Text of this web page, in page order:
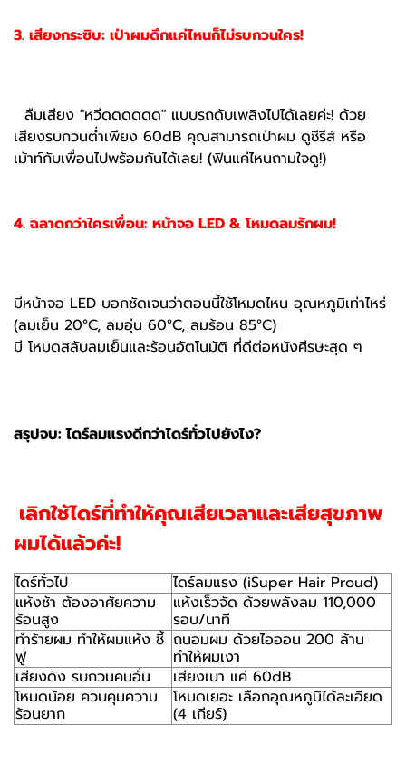
3. เสียงกระซิบ: เป่าผมดึกแค่ไหนก็ไม่รบกวนใคร!
ลืมเสียง "หวีดดดดดด" แบบรถดับเพลิงไปได้เลยค่ะ! ด้วย
เสียงรบกวนต่ำเพียง 60dB คุณสามารถเป่าผม ดูซีรีส์ หรือ
เม้าท์กับเพื่อนไปพร้อมกันได้เลย! (ฟินแค่ไหนถามใจดู!)
4. ฉลาดกว่าใครเพื่อน: หน้าจอ LED & โหมดลมรักผม!
มีหน้าจอ LED บอกชัดเจนว่าตอนนี้ใช้โหมดไหน อุณหภูมิเท่าไหร่
(ลมเย็น 20°C, ลมอุ่น 60°C, ลมร้อน 85°C)
มี โหมดสลับลมเย็นและร้อนอัตโนมัติ ที่ดีต่อหนังศีรษะสุด ๆ
สรุปจบ: ไดร์ลมแรงดีกว่าไดร์ทั่วไปยังไง?
เลิกใช้ไดร์ที่ทำให้คุณเสียเวลาและเสียสุขภาพ
ผมได้แล้วค่ะ!
ไดร์ทั่วไป
ไดร์ลมแรง (iSuper Hair Proud)
แห้งช้า ต้องอาศัยความ
ร้อนสูง
แห้งเร็วจัด ด้วยพลังลม 110,000
รอบ/นาที
ทำร้ายผม ทำให้ผมแห้ง ชี้
ฟู
ถนอมผม ด้วยไอออน 200 ล้าน
ทำให้ผมเงา
เสียงดัง รบกวนคนอื่น
เสียงเบา แค่ 60dB
โหมดน้อย ควบคุมความ
ร้อนยาก
โหมดเยอะ เลือกอุณหภูมิได้ละเอียด
(4 เกียร์)